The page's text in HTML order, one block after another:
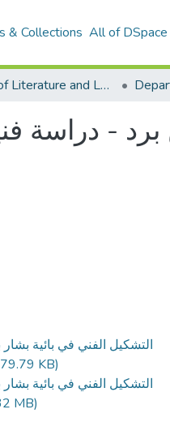
& Collections All of DSpace
Faculty of Literature and Languages
التشكيل الفني في بائية
KB)
التشكيل الفني في بائية
MB)